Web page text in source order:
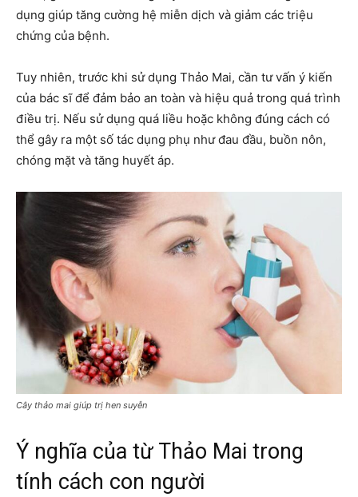
dụng giúp tăng cường hệ miễn dịch và giảm các triệu
chứng của bệnh.
Tuy nhiên, trước khi sử dụng Thảo Mai, cần tư vấn ý kiến
của bác sĩ để đảm bảo an toàn và hiệu quả trong quá trình
điều trị. Nếu sử dụng quá liều hoặc không đúng cách có
thể gây ra một số tác dụng phụ như đau đầu, buồn nôn,
chóng mặt và tăng huyết áp.
Cây thảo mai giúp trị hen suyễn
Ý nghĩa của từ Thảo Mai trong
tính cách con người